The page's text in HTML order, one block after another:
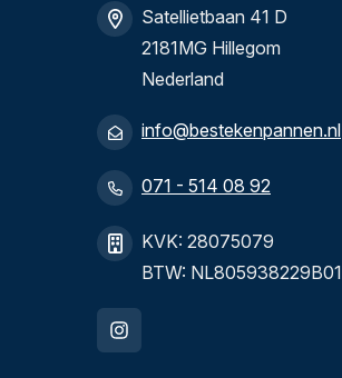
Satellietbaan 41 D
2181MG Hillegom
Nederland
info@bestekenpannen.nl
071 - 514 08 92
KVK: 28075079
BTW: NL805938229B01